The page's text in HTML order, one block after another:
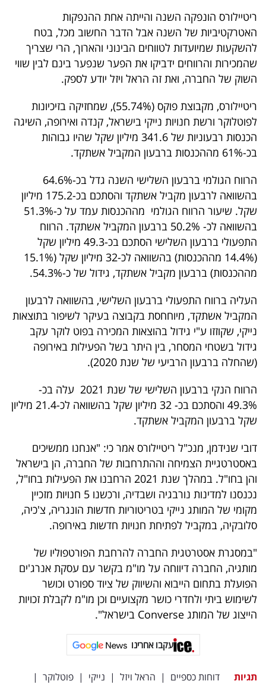
5
המילון
הכלכלי
פודקאסט
40
UNDER
שיתופי
פעולה
ניוזלטרים
מייל
פרסמו
באייס
עקבו
אחרינו:
ריטיילורס הונפקה השנה והייתה אחת ההנפקות
האטרקטיביות של השנה אבל הדבר החשוב מכל, בטח
להשקעות שמיועדות לטווחים הבינוני והארוך, הרי שצריך
שהמכירות והרווחים ידביקו את הפער שנפער בינם לבין שווי
השוק של החברה, ואת זה הראל ויזל יודע לספק.
ריטיילורס, מקבוצת פוקס (55.74%), שמחזיקה בזיכיונות
לפוטלוקר ורשת חנויות נייקי בישראל, קנדה ואירופה, השיגה
הכנסות רבעוניות של 341.6 מיליון שקל שהיו גבוהות
בכ-61% מההכנסות ברבעון המקביל אשתקד.
הרווח הגולמי ברבעון השלישי השנה גדל בכ-64.6%
בהשוואה לרבעון מקביל אשתקד והסתכם בכ-175.2 מיליון
שקל. שיעור הרווח הגולמי מההכנסות עמד על כ-51.3%
בהשוואה לכ- 50.2% ברבעון המקביל אשתקד. הרווח
התפעולי ברבעון השלישי הסתכם בכ-49.3 מיליון שקל
(14.4% מההכנסות) בהשוואה לכ-32 מיליון שקל (15.1%
מההכנסות) ברבעון מקביל אשתקד, גידול של כ-54.3%.
העליה ברווח התפעולי ברבעון השלישי, בהשוואה לרבעון
המקביל אשתקד, מיוחחסת בקבוצה בעיקר לשיפור בתוצאות
נייקי, שקוזזו ע"י גידול בהוצאות המכירה בפוט לוקר עקב
גידול בשטחי המסחר, בין היתר בשל הפעילות באירופה
(שהחלה ברבעון הרביעי של שנת 2020).
הרווח הנקי ברבעון השלישי של שנת 2021 עלה בכ-
49.3% והסתכם בכ- 32 מיליון שקל בהשוואה לכ-21.4 מיליון
שקל ברבעון המקביל אשתקד.
דובי שנידמן, מנכ"ל ריטיילורס אמר כי: "אנחנו ממשיכים
באסטרטגיית הצמיחה וההתרחבות של החברה, הן בישראל
והן בחו"ל. במהלך שנת 2021 הרחבנו את הפעילות בחו"ל,
נכנסנו למדינות נורבגיה ושבדיה, ורכשנו 5 חנויות מזכיין
מקומי של המותג נייקי בטריטוריות חדשות הונגריה, צ'כיה,
סלובקיה, במקביל לפתיחת חנויות חדשות באירופה.
"במסגרת אסטרטגית החברה להרחבת הפורטפוליו של
מותגיה, החברה דיווחה על מו"מ בקשר עם עסקת אנרג'ים
הפועלת בתחום הייבוא והשיווק של ציוד ספורט וכושר
לשימוש ביתי ולחדרי כושר מקצועיים וכן מו"מ לקבלת זכויות
הייצוג של המותג Converse בישראל".
עקבו אחרינו
תגיות דוחות כספיים | הראל ויזל | נייקי | פוטלוקר |